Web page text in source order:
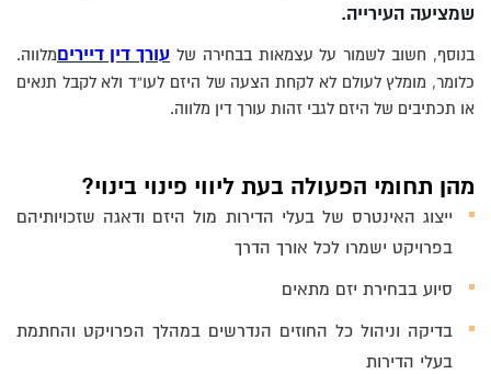
שמציעה העירייה.
בנוסף, חשוב לשמור על עצמאות בבחירה של עורך דין דייריםמלווה.
כלומר, מומלץ לעולם לא לקחת הצעה של היזם לעו”ד ולא לקבל תנאים
או תכתיבים של היזם לגבי זהות עורך דין מלווה.
מהן תחומי הפעולה בעת ליווי פינוי בינוי?
ייצוג האינטרס של בעלי הדירות מול היזם ודאגה שזכויותיהם
בפרויקט ישמרו לכל אורך הדרך
סיוע בבחירת יזם מתאים
בדיקה וניהול כל החוזים הנדרשים במהלך הפרויקט והחתמת
בעלי הדירות